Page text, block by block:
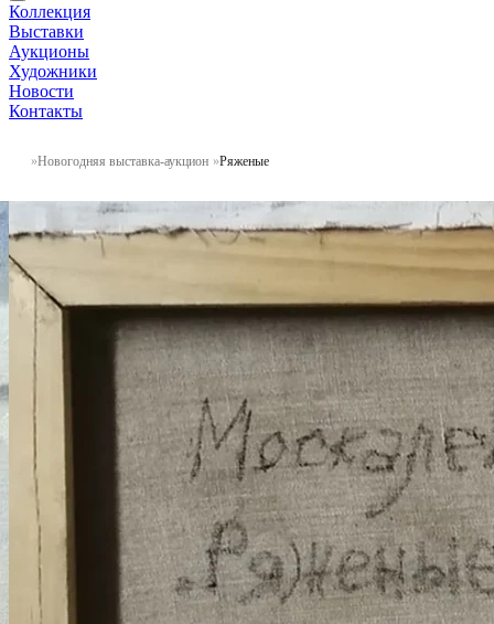
Коллекция
Выставки
Аукционы
Художники
Новости
Контакты
Новогодняя выставка-аукцион Ряженые